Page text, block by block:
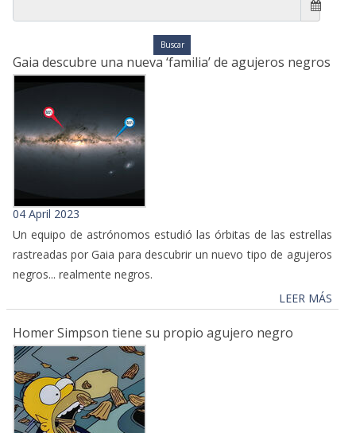
Gaia descubre una nueva ‘familia’ de agujeros negros
04 April 2023
Un equipo de astrónomos estudió las órbitas de las estrellas
rastreadas por Gaia para descubrir un nuevo tipo de agujeros
negros... realmente negros.
LEER MÁS
Homer Simpson tiene su propio agujero negro